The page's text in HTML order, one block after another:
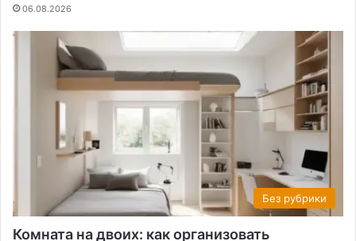
06.08.2026
Без рубрики
Комната на двоих: как организовать